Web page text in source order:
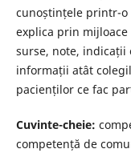
cunoștințele printr-o
explica prin
surse, note, indicații
informații atât
pacienților ce fac
Cuvinte-cheie:
competență de